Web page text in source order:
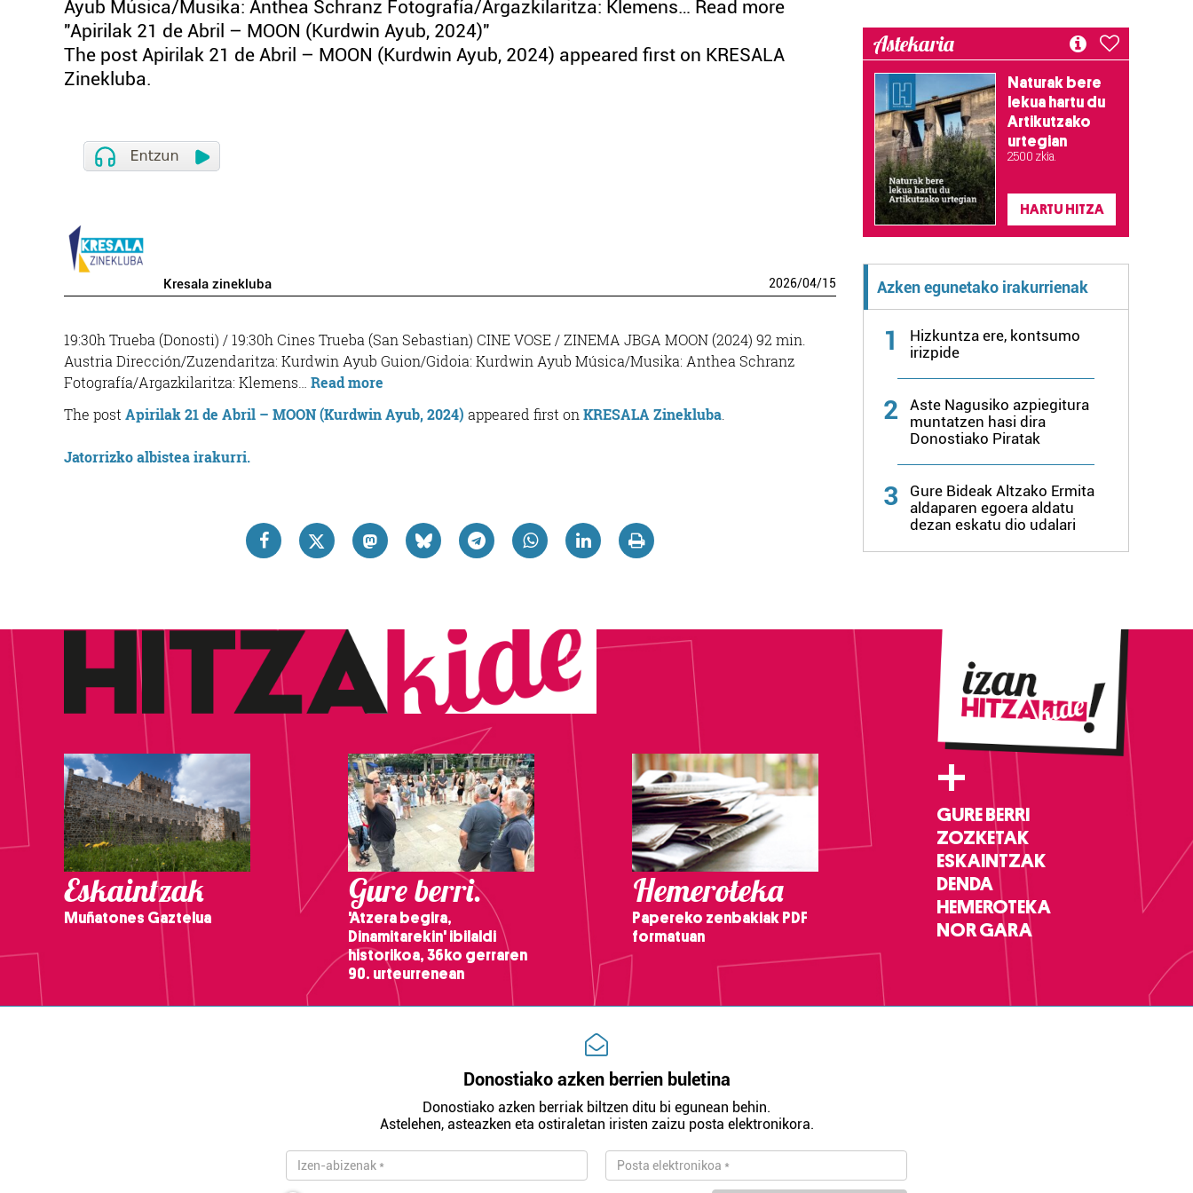
Ayub Música/Musika: Anthea Schranz Fotografía/Argazkilaritza: Klemens… Read more
"Apirilak 21 de Abril – MOON (Kurdwin Ayub, 2024)"
The post Apirilak 21 de Abril – MOON (Kurdwin Ayub, 2024) appeared first on KRESALA
Zinekluba.
Kresala zinekluba 2026/04/15
19:30h Trueba (Donosti) / 19:30h Cines Trueba (San Sebastian) CINE VOSE / ZINEMA JBGA MOON (2024) 92 min.
Austria Dirección/Zuzendaritza: Kurdwin Ayub Guion/Gidoia: Kurdwin Ayub Música/Musika: Anthea Schranz
Fotografía/Argazkilaritza: Klemens… Read more
de
Ayub,
2024)”
The post Apirilak 21 de Abril – MOON (Kurdwin Ayub, 2024) appeared first on KRESALA Zinekluba
Jatorrizko albistea irakurri.
Astekaria
Naturak bere
lekua hartu du
Artikutzako
urtegian
2.500 zkia.
HARTU HITZA
Azken egunetako irakurrienak
1
Hizkuntza ere, kontsumo
irizpide
2
Aste Nagusiko azpiegitura
muntatzen hasi dira
Donostiako Piratak
3
Gure Bideak Altzako Ermita
aldaparen egoera aldatu
dezan eskatu dio udalari
Eskaintzak
Muñatones Gaztelua
Gure berri.
'Atzera begira,
Dinamitarekin' ibilaldi
historikoa, 36ko gerraren
90. urteurrenean
Hemeroteka
Papereko zenbakiak PDF
formatuan
+
GURE BERRI
ZOZKETAK
ESKAINTZAK
DENDA
HEMEROTEKA
NOR GARA
Donostiako azken berrien buletina
Donostiako azken berriak biltzen ditu bi egunean behin.
Astelehen, asteazken eta ostiraletan iristen zaizu posta elektronikora.